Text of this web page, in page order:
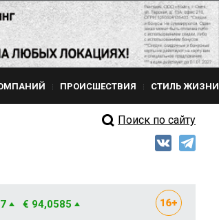
ПРОИСШЕСТВИЯ СТИЛЬ ЖИЗНИ
Поиск по сайту
€ 94,0585